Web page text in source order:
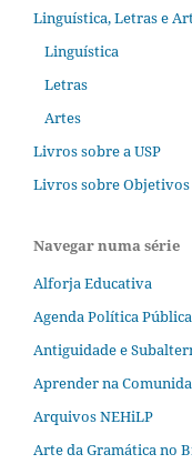
Linguística, Letras e
Linguística
Letras
Artes
Livros sobre a USP
Livros sobre
Navegar numa série
Alforja Educativa
Agenda Política Pública
Antiguidade e
Aprender na
Arquivos NEHiLP
Arte da Gramática no